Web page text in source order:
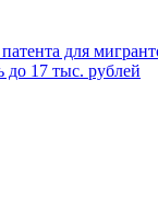
для
до 17 тыс. рублей